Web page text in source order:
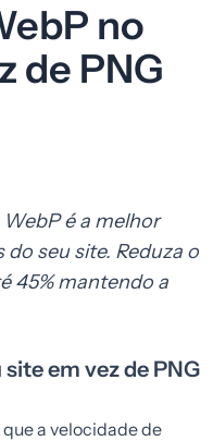
no
de PNG
é a melhor
seu site. Reduza o
45% mantendo a
em vez de PNG
a velocidade de